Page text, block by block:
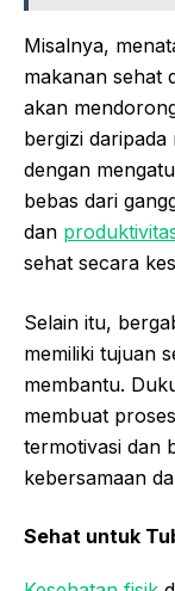
Misalnya,
makanan sehat
akan
bergizi daripada
dengan
bebas dari
dan
sehat secara
Selain itu,
memiliki tujuan
membantu.
membuat
termotivasi dan
kebersamaan
Sehat untuk